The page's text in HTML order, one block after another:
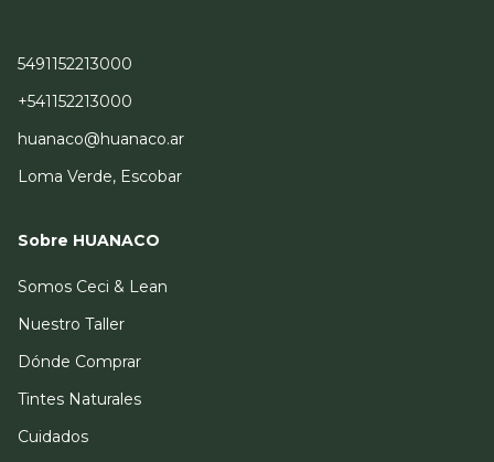
5491152213000
+541152213000
huanaco@huanaco.ar
Loma Verde, Escobar
Sobre HUANACO
Somos Ceci & Lean
Nuestro Taller
Dónde Comprar
Tintes Naturales
Cuidados